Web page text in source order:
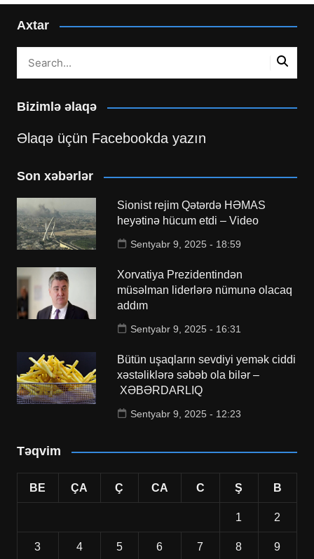
Axtar
Bizimlə əlaqə
Əlaqə üçün Facebookda yazın
Son xəbərlər
Sionist rejim Qətərdə HƏMAS
heyətinə hücum etdi – Video
Sentyabr 9, 2025 - 18:59
Xorvatiya Prezidentindən
müsəlman liderlərə nümunə olacaq
addım
Sentyabr 9, 2025 - 16:31
Bütün uşaqların sevdiyi yemək ciddi
xəstəliklərə səbəb ola bilər –
XƏBƏRDARLIQ
Sentyabr 9, 2025 - 12:23
Təqvim
BE ÇA Ç CA C Ş B
1 2
3 4 5 6 7 8 9